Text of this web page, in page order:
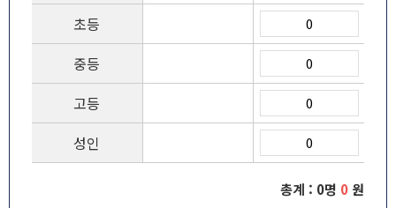
초등
중등
고등
성인
총계 : 0명 0 원